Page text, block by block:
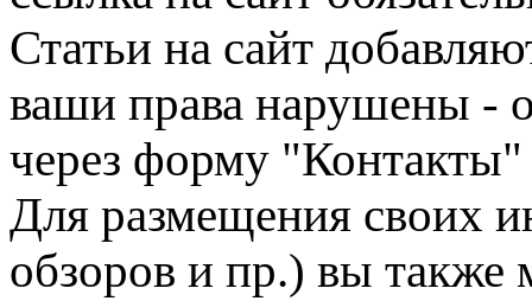
Статьи на сайт
ваши права нарушены -
через форму "Контакты"
Для размещения своих
обзоров и пр.) вы также